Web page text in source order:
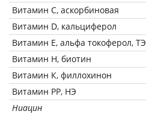
Витамин C, аскорбиновая
Витамин D, кальциферол
Витамин Е, альфа токоферол, ТЭ
Витамин Н, биотин
Витамин К, филлохинон
Витамин РР, НЭ
Ниацин